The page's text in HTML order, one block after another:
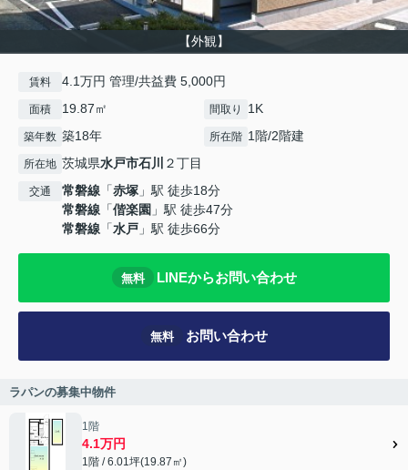
【外観】
賃料 4.1万円 管理/共益費 5,000円
面積 19.87㎡ 間取り 1K
築年数 築18年 所在階 1階/2階建
所在地 茨城県水戸市石川 ２丁目
交通 常磐線 「赤塚 」駅 徒歩18分
常磐線 「偕楽園 」駅 徒歩47分
常磐線 「水戸 」駅 徒歩66分
無料 LINEからお問い合わせ
無料 お問い合わせ
ラパンの募集中物件
1階
4.1万円
1階 / 6.01坪(19.87㎡)